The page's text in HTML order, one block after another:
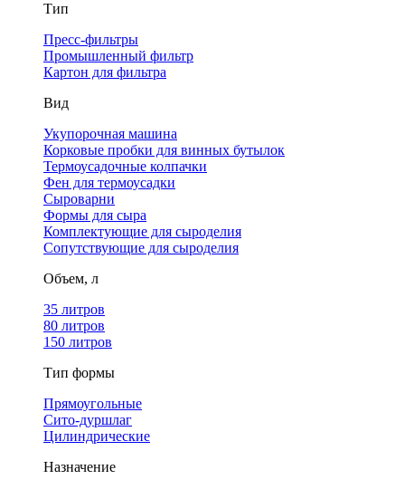
Тип
Пресс-фильтры
Промышленный фильтр
Картон для фильтра
Вид
Укупорочная машина
Корковые пробки для винных бутылок
Термоусадочные колпачки
Фен для термоусадки
Сыроварни
Формы для сыра
Комплектующие для сыроделия
Сопутствующие для сыроделия
Объем, л
35 литров
80 литров
150 литров
Тип формы
Прямоугольные
Сито-дуршлаг
Цилиндрические
Назначение